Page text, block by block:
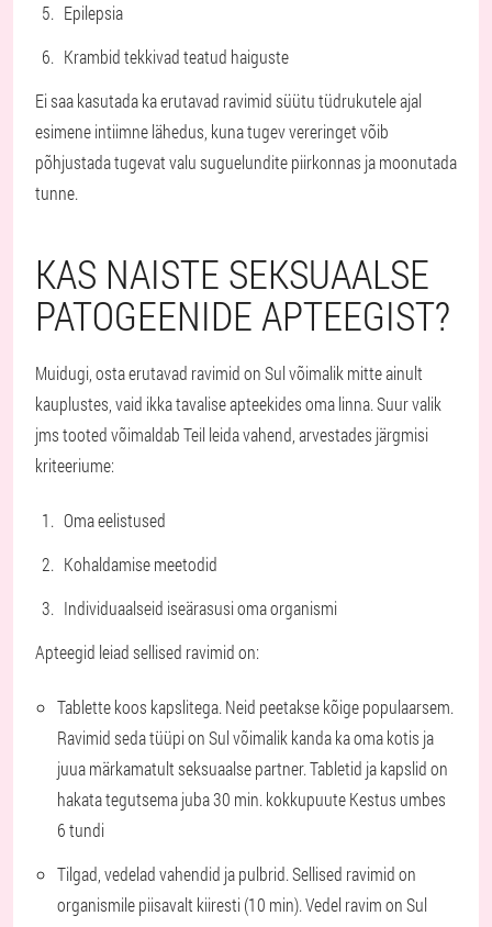
Epilepsia
Krambid tekkivad teatud haiguste
Ei saa kasutada ka erutavad ravimid süütu tüdrukutele ajal
esimene intiimne lähedus, kuna tugev vereringet võib
põhjustada tugevat valu suguelundite piirkonnas ja moonutada
tunne.
KAS NAISTE SEKSUAALSE
PATOGEENIDE APTEEGIST?
Muidugi, osta erutavad ravimid on Sul võimalik mitte ainult
kauplustes, vaid ikka tavalise apteekides oma linna. Suur valik
jms tooted võimaldab Teil leida vahend, arvestades järgmisi
kriteeriume:
Oma eelistused
Kohaldamise meetodid
Individuaalseid iseärasusi oma organismi
Apteegid leiad sellised ravimid on:
Tablette koos kapslitega. Neid peetakse kõige populaarsem.
Ravimid seda tüüpi on Sul võimalik kanda ka oma kotis ja
juua märkamatult seksuaalse partner. Tabletid ja kapslid on
hakata tegutsema juba 30 min. kokkupuute Kestus umbes
6 tundi
Tilgad, vedelad vahendid ja pulbrid. Sellised ravimid on
organismile piisavalt kiiresti (10 min). Vedel ravim on Sul